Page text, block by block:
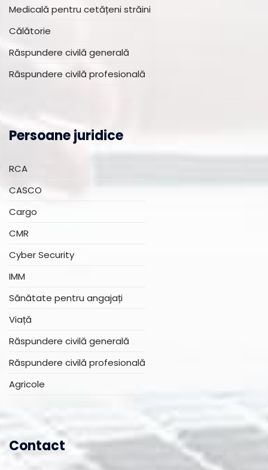
Medicală pentru cetățeni străini
Călătorie
Răspundere civilă generală
Răspundere civilă profesională
Persoane juridice
RCA
CASCO
Cargo
CMR
Cyber Security
IMM
Sănătate pentru angajați
Viață
Răspundere civilă generală
Răspundere civilă profesională
Agricole
Contact